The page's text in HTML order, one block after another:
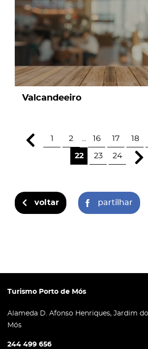
Valcandeeiro
1 2 16 17 18
22 23 24
voltar partilhar
Turismo Porto de Mós
Alameda D. Afonso Henriques, Jardim
Mós
244 499 656